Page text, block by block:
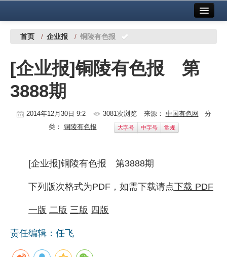
中国有色金属报社主办 广告服务
铜镍铅锌
铝
稀有稀土
企业文化
首页 / 企业报 / 铜陵有色报
[企业报]铜陵有色报 第
3888期
2014年12月30日 9:2 3081次浏览 来源： 中国有色网 分
类： 铜陵有色报 大字号 中字号 常规
[企业报]铜陵有色报 第3888期
下列版次格式为PDF，如需下载请点下载 PDF
一版 二版 三版 四版
责任编辑：任飞